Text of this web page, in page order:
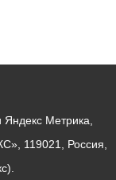
Яндекс Метрика,
119021, Россия,